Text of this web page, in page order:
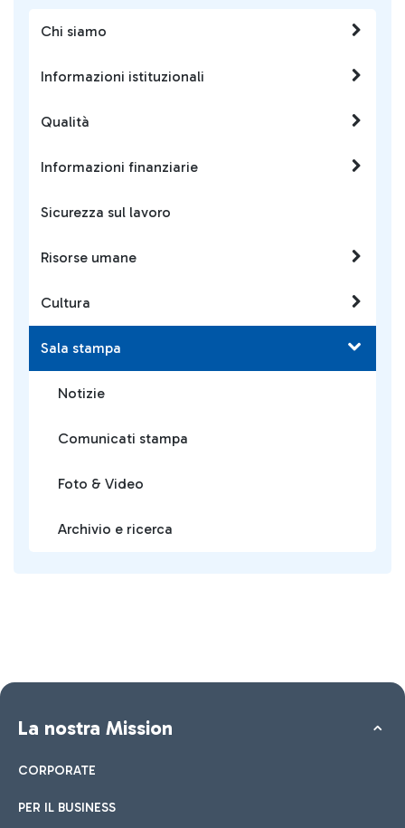
Chi siamo
Informazioni istituzionali
Qualità
Informazioni finanziarie
Sicurezza sul lavoro
Risorse umane
Cultura
Sala stampa
Notizie
Comunicati stampa
Foto & Video
Archivio e ricerca
La nostra Mission
CORPORATE
PER IL BUSINESS